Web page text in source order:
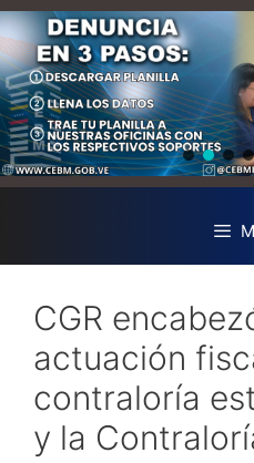
CGR
actuación
contraloría
y la